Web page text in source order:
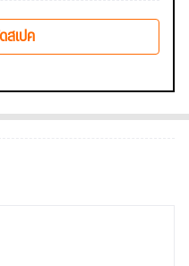
สเปค